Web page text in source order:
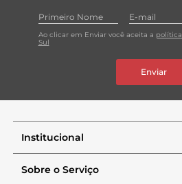
Ao clicar em Enviar você aceita a
Sul
Enviar
Institucional
Sobre o Serviço